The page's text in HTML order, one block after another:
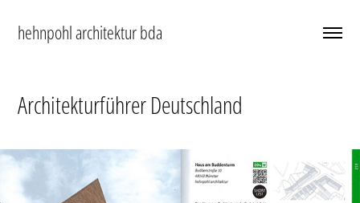
hehnpohl architektur bda
Architekturführer Deutschland